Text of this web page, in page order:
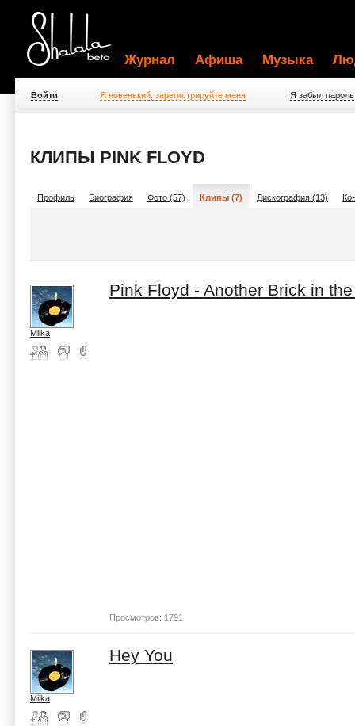
Журнал Афиша Музыка
Войти Я новенький, зарегистрируйте меня Я забыл пароль
КЛИПЫ PINK FLOYD
Профиль Биография Фото (57) Клипы (7) Дискография (13)
Milka
Pink Floyd - Another Brick in
Просмотров: 1791
Milka
Hey You